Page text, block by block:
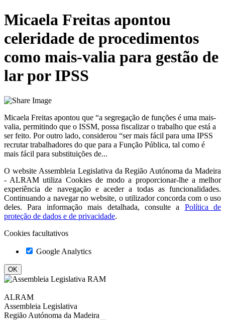
Micaela Freitas apontou
celeridade de procedimentos
como mais-valia para gestão de
lar por IPSS
Micaela Freitas apontou que “a segregação de funções é uma mais-
valia, permitindo que o ISSM, possa fiscalizar o trabalho que está a
ser feito. Por outro lado, considerou “ser mais fácil para uma IPSS
recrutar trabalhadores do que para a Função Pública, tal como é
mais fácil para substituições de...
O website Assembleia Legislativa da Região Autónoma da Madeira
- ALRAM utiliza Cookies de modo a proporcionar-lhe a melhor
experiência de navegação e aceder a todas as funcionalidades.
Continuando a navegar no website, o utilizador concorda com o uso
deles. Para informação mais detalhada, consulte a
Política de
proteção de dados e de privacidade.
Cookies facultativos
Google Analytics
ALRAM
Assembleia Legislativa
Região Autónoma da Madeira